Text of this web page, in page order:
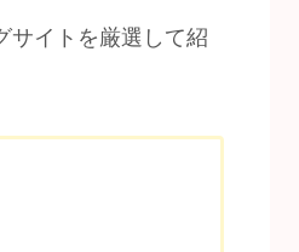
サイトを厳選して紹